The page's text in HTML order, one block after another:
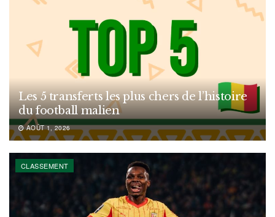
Les 5 transferts les plus chers de l’histoire
du football malien
AOÛT 1, 2026
CLASSEMENT